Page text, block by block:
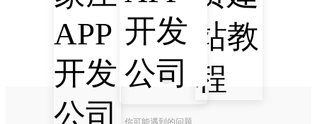
你可能遇到的问题